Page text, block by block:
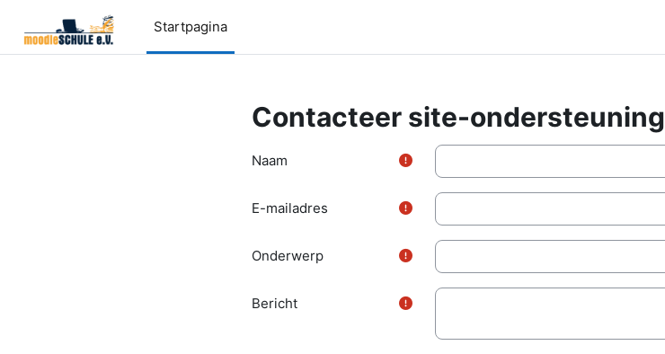
Startpagina
Contacteer site-ondersteuning
Naam
E-mailadres
Onderwerp
Bericht